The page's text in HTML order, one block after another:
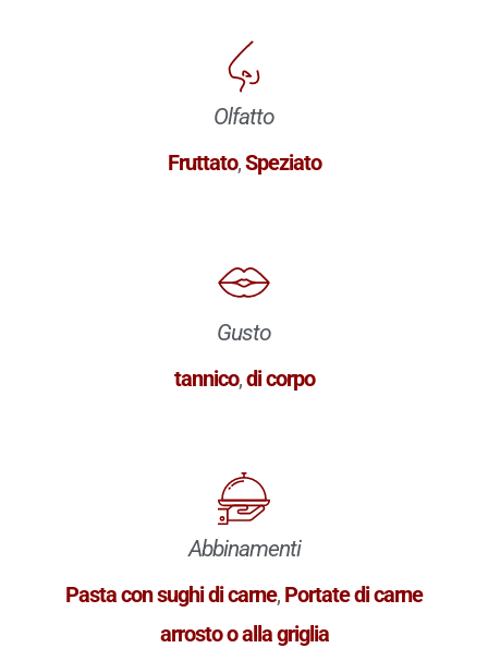
Olfatto
Fruttato,Speziato
Gusto
tannico,di corpo
Abbinamenti
Pasta con sughi di carne, Portate di carne
arrosto o alla griglia